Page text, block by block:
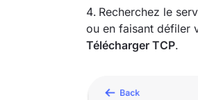
Recherchez le
ou en faisant défiler
Télécharger TCP.